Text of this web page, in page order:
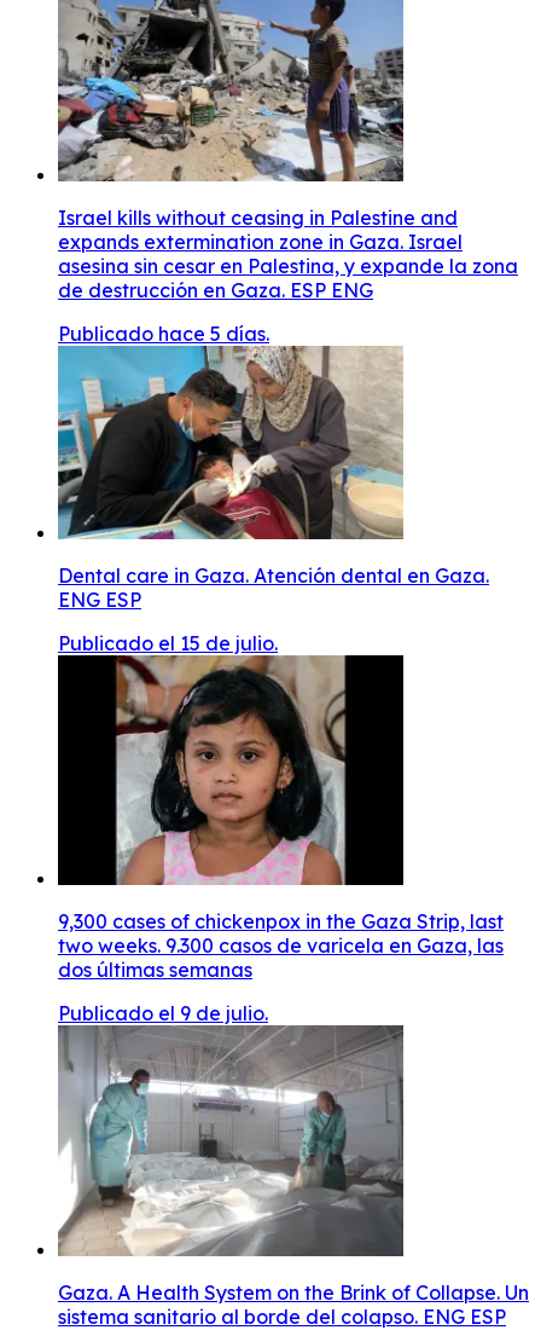
Israel kills without ceasing in Palestine and
expands extermination zone in Gaza. Israel
asesina sin cesar en Palestina, y expande la zona
de destrucción en Gaza. ESP ENG
Publicado hace 5 días.
Dental care in Gaza. Atención dental en Gaza.
ENG ESP
Publicado el 15 de julio.
9,300 cases of chickenpox in the Gaza Strip, last
two weeks. 9.300 casos de varicela en Gaza, las
dos últimas semanas
Publicado el 9 de julio.
Gaza. A Health System on the Brink of Collapse. Un
sistema sanitario al borde del colapso. ENG ESP